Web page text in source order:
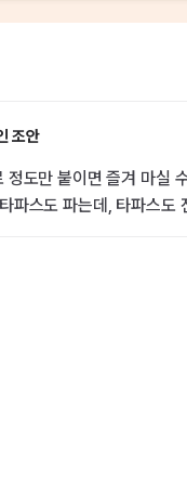
조안
도만 붙이면 즐겨 마실
파스도 파는데, 타파스도